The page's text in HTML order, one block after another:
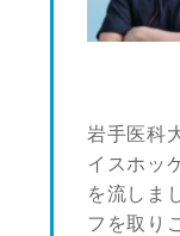
岩手医科
イスホッ
を流しま
フを取り